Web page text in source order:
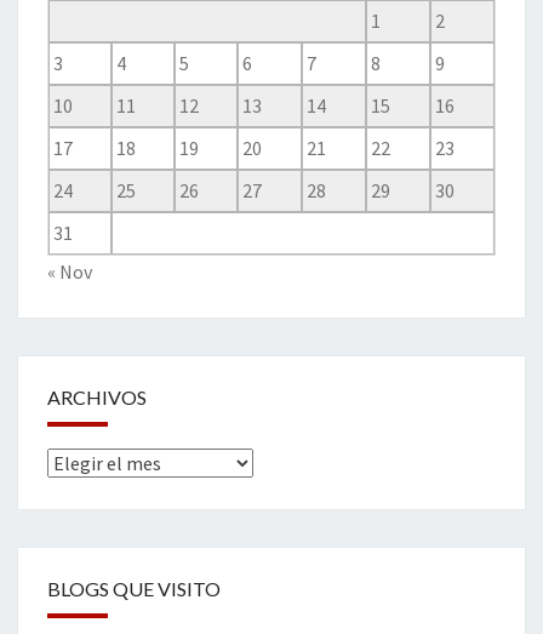
1
2
3
4 5 6 7 8
9
10
11 12 13 14 15
16
17
18 19 20 21 22
23
24
25 26 27 28 29
30
31
« Nov
ARCHIVOS
Archivos
BLOGS QUE VISITO